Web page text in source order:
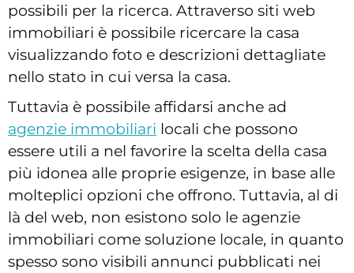
possibili per la ricerca. Attraverso siti web
immobiliari è possibile ricercare la casa
visualizzando foto e descrizioni dettagliate
nello stato in cui versa la casa.
Tuttavia è possibile affidarsi anche ad
agenzie immobiliari locali che possono
essere utili a nel favorire la scelta della casa
più idonea alle proprie esigenze, in base alle
molteplici opzioni che offrono. Tuttavia, al di
là del web, non esistono solo le agenzie
immobiliari come soluzione locale, in quanto
spesso sono visibili annunci pubblicati nei